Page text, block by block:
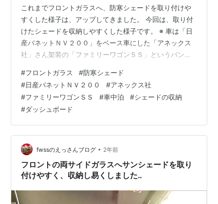
これまでフロントガラスへ、防寒シェードを取り付けや
すくした様子は、アップしてきました。 今回は、取り付
けたシェードを収納しやすくした様子です。 ※ 車は「日
産バネットＮＶ２００」をベース車にした「アネックス
社」さん架装の「ファミリーワゴンＳＳ」というバンコ
ードをフロントガラスへ取り付けた状態です。それを左
側が車内から、右側が車外から見た様子です。吸盤で貼
り付けられるようになっています。それを以前、補強し
吸盤を増やしました。車中泊をする時に使用します。 ▼
シェードをフロントガラスから外して折り畳み、ダッシ
ュボードの上へ置いた状態です。それ…
#フロントガラス #防寒シェード
#日産バネットＮＶ２００ #アネックス社
#ファミリーワゴンＳＳ #車中泊 #シェードの収納
#ダッシュボード
fwssのえっさんブログ • 2年前
フロントの両サイドガラスへサンシェードを取り
付けやすく、収納し易くしました‥